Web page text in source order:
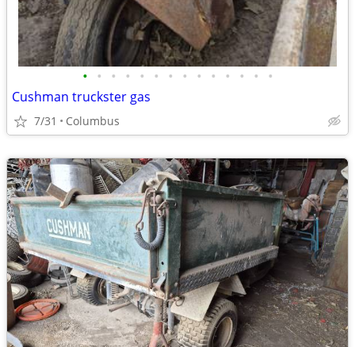
• • • • • • • • • • • • • •
Cushman truckster gas
7/31 Columbus